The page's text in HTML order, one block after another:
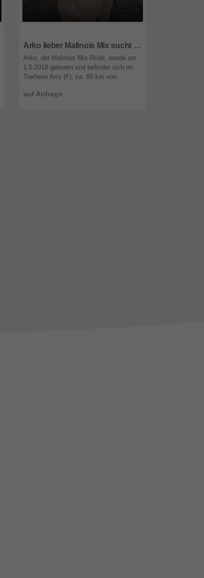
Arko lieber Malinois Mix sucht immer noch ein Zuhause
auf Anfrage
Arko, der Malinois Mix Rüde, wurde am
1.5.2018 geboren´und befindet sich im
Tierheim Arry (F), ca. 85 km von
Malinois Mix Rüde, der seit meh ...